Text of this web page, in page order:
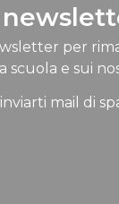
per
scuola e sui
mail di